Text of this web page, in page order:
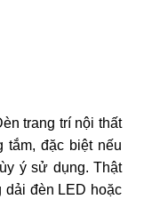
trang trí nội thất
tắm, đặc biệt nếu
ý sử dụng. Thật
dải đèn LED hoặc